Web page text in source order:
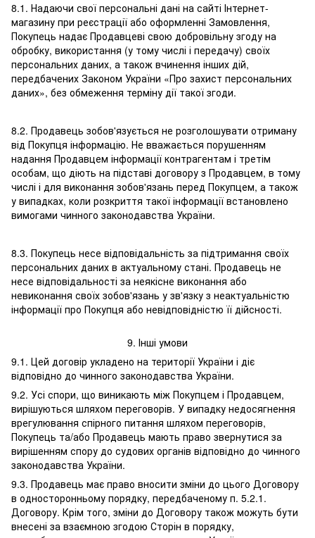
8.1. Надаючи свої персональні дані на сайті Інтернет-
магазину при реєстрації або оформленні Замовлення,
Покупець надає Продавцеві свою добровільну згоду на
обробку, використання (у тому числі і передачу) своїх
персональних даних, а також вчинення інших дій,
передбачених Законом України «Про захист персональних
даних», без обмеження терміну дії такої згоди.
8.2. Продавець зобов'язується не розголошувати отриману
від Покупця інформацію. Не вважається порушенням
надання Продавцем інформації контрагентам і третім
особам, що діють на підставі договору з Продавцем, в тому
числі і для виконання зобов'язань перед Покупцем, а також
у випадках, коли розкриття такої інформації встановлено
вимогами чинного законодавства України.
8.3. Покупець несе відповідальність за підтримання своїх
персональних даних в актуальному стані. Продавець не
несе відповідальності за неякісне виконання або
невиконання своїх зобов'язань у зв'язку з неактуальністю
інформації про Покупця або невідповідністю її дійсності.
9. Інші умови
9.1. Цей договір укладено на території України і діє
відповідно до чинного законодавства України.
9.2. Усі спори, що виникають між Покупцем і Продавцем,
вирішуються шляхом переговорів. У випадку недосягнення
врегулювання спірного питання шляхом переговорів,
Покупець та/або Продавець мають право звернутися за
вирішенням спору до судових органів відповідно до чинного
законодавства України.
9.3. Продавець має право вносити зміни до цього Договору
в односторонньому порядку, передбаченому п. 5.2.1.
Договору. Крім того, зміни до Договору також можуть бути
внесені за взаємною згодою Сторін в порядку,